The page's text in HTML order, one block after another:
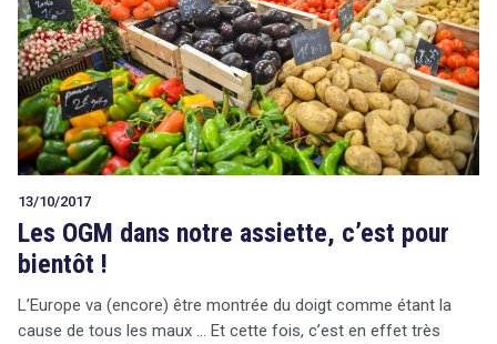
13/10/2017
Les OGM dans notre assiette, c’est pour
bientôt !
L’Europe va (encore) être montrée du doigt comme étant la
cause de tous les maux … Et cette fois, c’est en effet très